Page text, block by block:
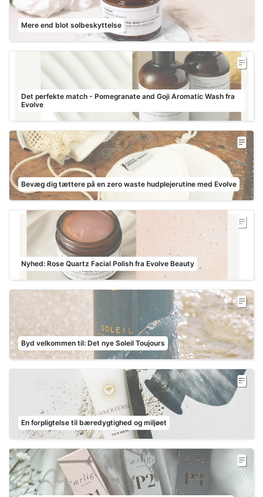
Mere end blot solbeskyttelse
Det perfekte match - Pomegranate and Goji Aromatic Wash fra
Evolve
Bevæg dig tættere på en zero waste hudplejerutine med Evolve
Nyhed: Rose Quartz Facial Polish fra Evolve Beauty
Byd velkommen til: Det nye Soleil Toujours
En forpligtelse til bæredygtighed og miljøet